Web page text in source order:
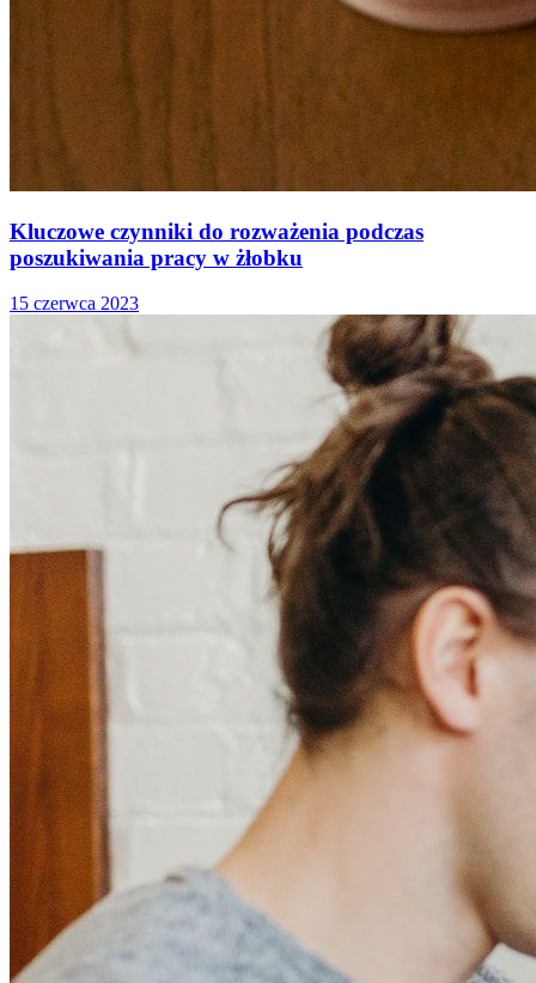
Kluczowe czynniki do rozważenia podczas
poszukiwania pracy w żłobku
15 czerwca 2023